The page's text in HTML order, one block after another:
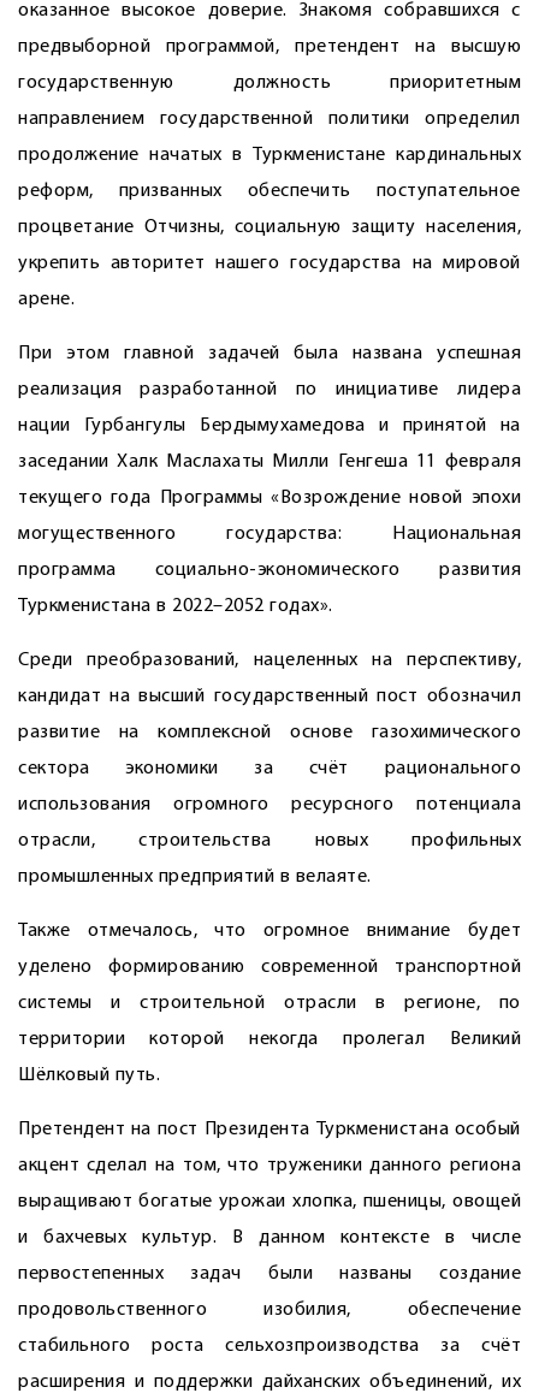
оказанное высокое доверие. Знакомя собравшихся с
предвыборной программой, претендент на высшую
государственную должность приоритетным
направлением государственной политики определил
продолжение начатых в Туркменистане кардинальных
реформ, призванных обеспечить поступательное
процветание Отчизны, социальную защиту населения,
укрепить авторитет нашего государства на мировой
арене.
При этом главной задачей была названа успешная
реализация разработанной по инициативе лидера
нации Гурбангулы Бердымухамедова и принятой на
заседании Халк Маслахаты Милли Генгеша 11 февраля
текущего года Программы «Возрождение новой эпохи
могущественного государства: Национальная
программа социально-экономического развития
Туркменистана в 2022–2052 годах».
Среди преобразований, нацеленных на перспективу,
кандидат на высший государственный пост обозначил
развитие на комп­лексной основе газохимического
сектора экономики за счёт рационального
использования огромного ресурсного потенциала
отрасли, строительства новых профильных
промышленных предприятий в велаяте.
Также отмечалось, что огромное внимание будет
уделено формированию современной транспортной
системы и строительной отрасли в регионе, по
территории которой некогда пролегал Великий
Шёлковый путь.
Претендент на пост Президента Туркменистана особый
акцент сделал на том, что труженики данного региона
выращивают богатые урожаи хлопка, пшеницы, овощей
и бахчевых культур. В данном контексте в числе
первостепенных задач были названы создание
продовольственного изобилия, обеспечение
стабильного роста сельхозпроизводства за счёт
расширения и поддержки дайханских объединений, их